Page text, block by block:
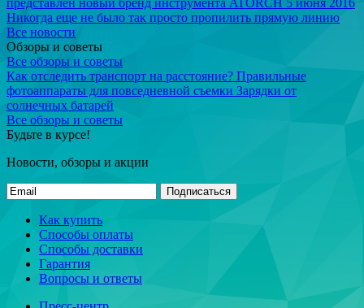
Никогда еще не было так просто пропилить прямую линию
Все новости
Обзоры и советы
Все обзоры и советы
Как отследить транспорт на расстояние? Правильные
фотоаппараты для повседневной съемки Зарядки от
солнечных батарей
Все обзоры и советы
Будьте в курсе!
Новости, обзоры и акции
Подписаться
Как купить
Способы оплаты
Способы доставки
Гарантия
Вопросы и ответы